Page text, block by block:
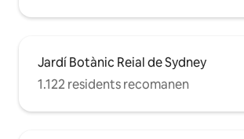
Jardí Botànic Reial de Sydney
1.122 residents recomanen